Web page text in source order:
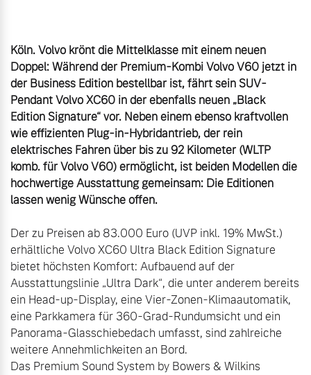
Köln. Volvo krönt die Mittelklasse mit einem neuen
Doppel: Während der Premium-Kombi Volvo V60 jetzt in
der Business Edition bestellbar ist, fährt sein SUV-
Pendant Volvo XC60 in der ebenfalls neuen „Black
Edition Signature“ vor. Neben einem ebenso kraftvollen
wie effizienten Plug-in-Hybridantrieb, der rein
elektrisches Fahren über bis zu 92 Kilometer (WLTP
komb. für Volvo V60) ermöglicht, ist beiden Modellen die
hochwertige Ausstattung gemeinsam: Die Editionen
lassen wenig Wünsche offen.
Der zu Preisen ab 83.000 Euro (UVP inkl. 19% MwSt.)
erhältliche Volvo XC60 Ultra Black Edition Signature
bietet höchsten Komfort: Aufbauend auf der
Ausstattungslinie „Ultra Dark“, die unter anderem bereits
ein Head-up-Display, eine Vier-Zonen-Klimaautomatik,
eine Parkkamera für 360-Grad-Rundumsicht und ein
Panorama-Glasschiebedach umfasst, sind zahlreiche
weitere Annehmlichkeiten an Bord.
Das Premium Sound System by Bowers & Wilkins